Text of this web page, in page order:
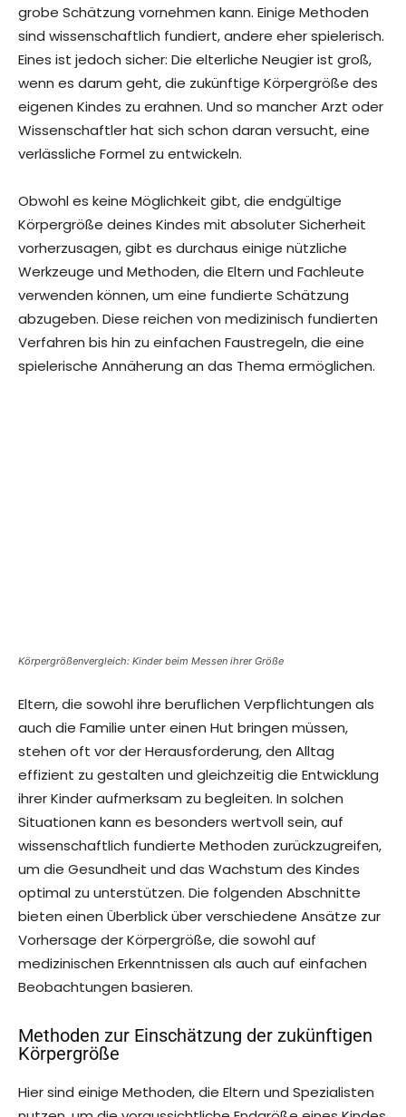
grobe Schätzung vornehmen kann. Einige Methoden
sind wissenschaftlich fundiert, andere eher spielerisch.
Eines ist jedoch sicher: Die elterliche Neugier ist groß,
wenn es darum geht, die zukünftige Körpergröße des
eigenen Kindes zu erahnen. Und so mancher Arzt oder
Wissenschaftler hat sich schon daran versucht, eine
verlässliche Formel zu entwickeln.
Obwohl es keine Möglichkeit gibt, die endgültige
Körpergröße deines Kindes mit absoluter Sicherheit
vorherzusagen, gibt es durchaus einige nützliche
Werkzeuge und Methoden, die Eltern und Fachleute
verwenden können, um eine fundierte Schätzung
abzugeben. Diese reichen von medizinisch fundierten
Verfahren bis hin zu einfachen Faustregeln, die eine
spielerische Annäherung an das Thema ermöglichen.
Körpergrößenvergleich: Kinder beim Messen ihrer Größe
Eltern, die sowohl ihre beruflichen Verpflichtungen als
auch die Familie unter einen Hut bringen müssen,
stehen oft vor der Herausforderung, den Alltag
effizient zu gestalten und gleichzeitig die Entwicklung
ihrer Kinder aufmerksam zu begleiten. In solchen
Situationen kann es besonders wertvoll sein, auf
wissenschaftlich fundierte Methoden zurückzugreifen,
um die Gesundheit und das Wachstum des Kindes
optimal zu unterstützen. Die folgenden Abschnitte
bieten einen Überblick über verschiedene Ansätze zur
Vorhersage der Körpergröße, die sowohl auf
medizinischen Erkenntnissen als auch auf einfachen
Beobachtungen basieren.
Methoden zur Einschätzung der zukünftigen
Körpergröße
Hier sind einige Methoden, die Eltern und Spezialisten